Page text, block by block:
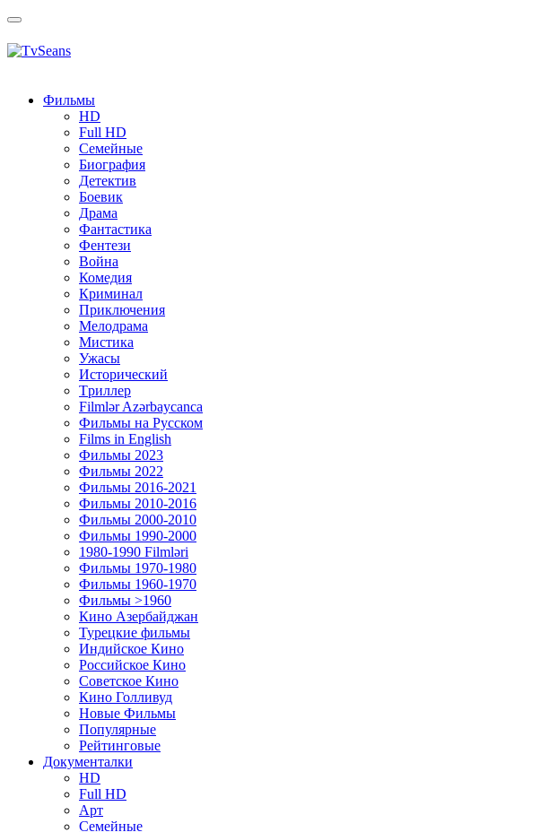
Toggle
Фильмы
HD
Full HD
Семейные
Биография
Детектив
Боевик
Драма
Фантастика
Фентези
Война
Комедия
Криминал
Приключения
Мелодрама
Мистика
Ужасы
Исторический
Tриллер
Filmlər Azərbaycanca
Фильмы на Русском
Films in English
Фильмы 2023
Фильмы 2022
Фильмы 2016-2021
Фильмы 2010-2016
Фильмы 2000-2010
Фильмы 1990-2000
1980-1990 Filmləri
Фильмы 1970-1980
Фильмы 1960-1970
Фильмы >1960
Кино Азербайджан
Турецкие фильмы
Индийское Кино
Российское Кино
Советское Кино
Кино Голливуд
Новые Фильмы
Популярные
Рейтинговые
Документалки
HD
Full HD
Арт
Семейные